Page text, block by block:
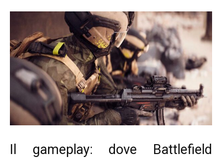
Il gameplay: dove Battlefield